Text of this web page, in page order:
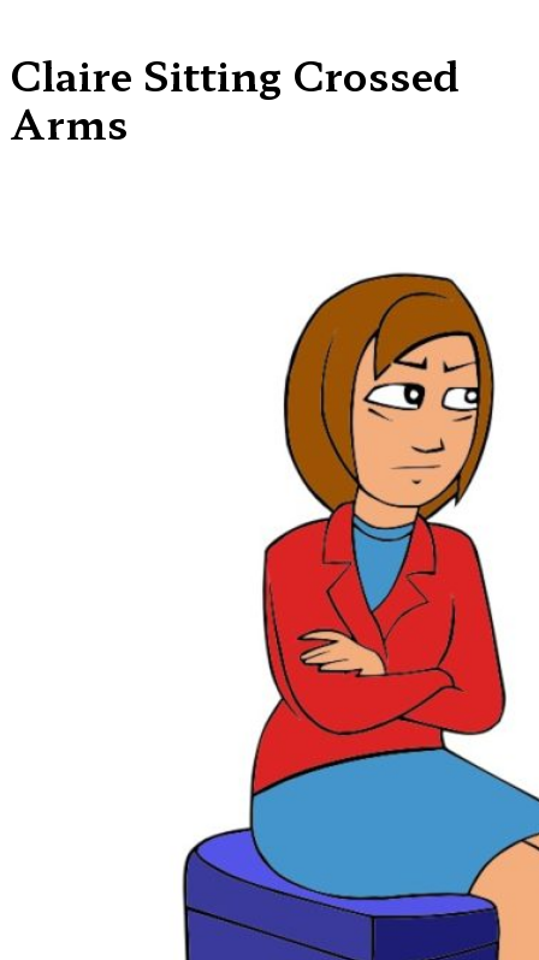
Claire Sitting Crossed
Arms